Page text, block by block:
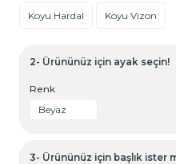
Koyu Hardal Koyu Vizon
2- Ürününüz için ayak seçin!
Renk
Beyaz
3- Ürününüz için başlık ister